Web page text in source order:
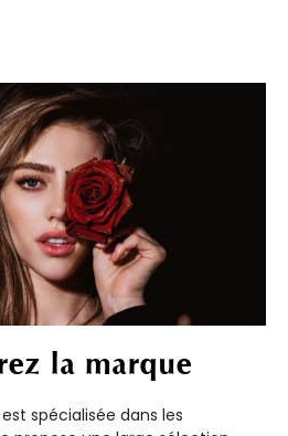
la marque
spécialisée dans les